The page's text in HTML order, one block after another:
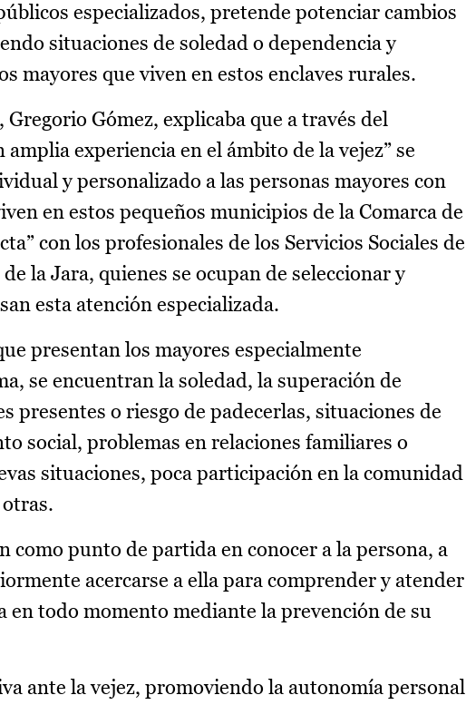
especializados, pretende potenciar cambios
situaciones de soledad o dependencia y
mayores que viven en estos enclaves rurales.
Gómez, explicaba que a través del
experiencia en el ámbito de la vejez” se
y personalizado a las personas mayores con
en estos pequeños municipios de la Comarca de
con los profesionales de los Servicios Sociales de
la Jara, quienes se ocupan de seleccionar y
esta atención especializada.
presentan los mayores especialmente
se encuentran la soledad, la superación de
presentes o riesgo de padecerlas, situaciones de
social, problemas en relaciones familiares o
situaciones, poca participación en la comunidad
como punto de partida en conocer a la persona, a
acercarse a ella para comprender y atender
en todo momento mediante la prevención de su
ante la vejez, promoviendo la autonomía personal